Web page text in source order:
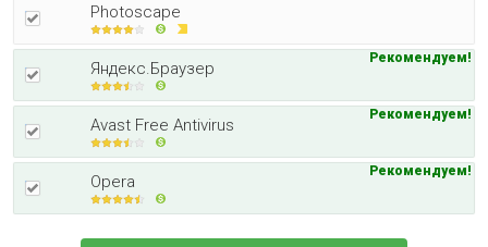
Photoscape
Яндекс.Браузер
Рекомендуем!
Avast Free Antivirus
Рекомендуем!
Opera
Рекомендуем!